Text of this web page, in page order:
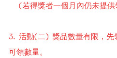
(若得獎者一個月內仍未提
3. 活動(二) 獎品數量有限，先
可領數量。